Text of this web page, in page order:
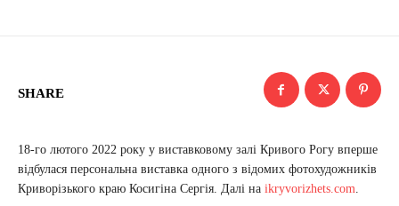
SHARE
18-го лютого 2022 року у виставковому залі Кривого Рогу вперше
відбулася персональна виставка одного з відомих фотохудожників
Криворізького краю Косигіна Сергія. Далі на ikryvorizhets.com.